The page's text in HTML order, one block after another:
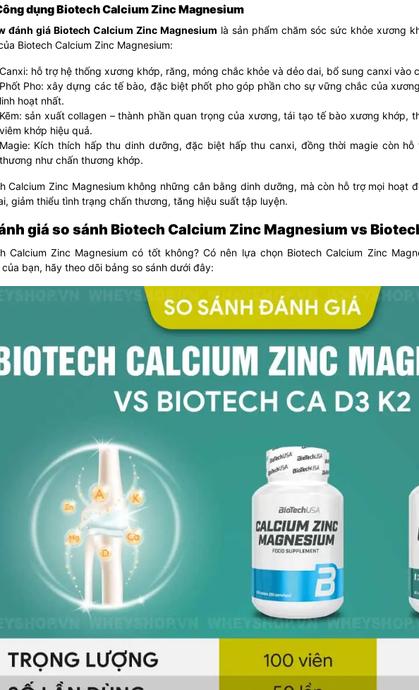
dụng Biotech Calcium Zinc Magnesium
đánh giá Biotech Calcium Zinc Magnesium là sản phẩm chăm sóc sức khỏe xương
Biotech Calcium Zinc Magnesium:
hỗ trợ hệ thống xương khớp, răng, móng chắc khỏe và dẻo dai, bổ sung canxi vào
Pho: xây dựng các tế bào, đặc biệt phốt pho góp phần cho sự vững chắc của
hoạt nhất.
sản xuất collagen – thành phần quan trọng của xương, tái tạo tế bào xương khớp,
khớp hiệu quả.
Kích thích hấp thu dinh dưỡng, đặc biệt hấp thu canxi, đồng thời magie còn
như chấn thương khớp.
Calcium Zinc Magnesium không những cân bằng dinh dưỡng, mà còn hỗ trợ mọi hoạt
giảm thiểu tình trạng chấn thương, tăng hiệu suất tập luyện.
giá so sánh Biotech Calcium Zinc Magnesium vs
Calcium Zinc Magnesium có tốt không? Có nên lựa chọn Biotech Calcium Zinc
bạn, hãy theo dõi bảng so sánh dưới đây: